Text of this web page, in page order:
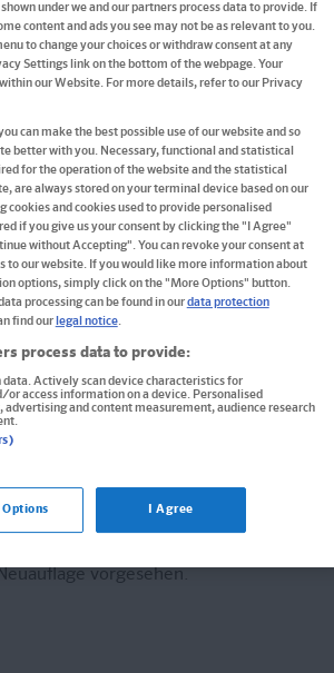
Helden:
für Deutsch-
cm, 64 Seiten
vorgesehen.
under we and our partners process data to provide. If
content and ads you see may not be as relevant to you.
to change your choices or withdraw consent at any
Settings link on the bottom of the webpage. Your
our Website. For more details, refer to our Privacy
can make the best possible use of our website and so
better with you. Necessary, functional and statistical
for the operation of the website and the statistical
are always stored on your terminal device based on our
and cookies used to provide personalised
if you give us your consent by clicking the "I Agree"
without Accepting". You can revoke your consent at
to our website. If you would like more information about
options, simply click on the "More Options" button.
processing can be found in ourdata protection
find our legal notice.
process data to provide:
data. Actively scan device characteristics for
access information on a device. Personalised
advertising and content measurement, audience research
I Agree